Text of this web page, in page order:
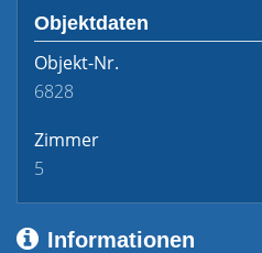
Objektdaten
Objekt-Nr.
6828
Zimmer
5
Informationen